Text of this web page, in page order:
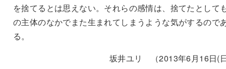
を捨てるとは思えない。それらの感情は、捨てたとして
の主体のなかでまた生まれてしまうような気がするので
る。
坂井ユリ （2013年6月16日(